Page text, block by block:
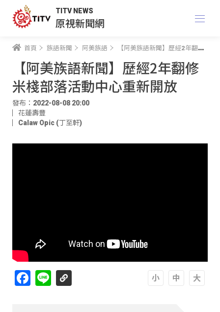
TITV NEWS
原視新聞網
首頁 族語新聞 阿美族語 【阿美族語新聞】歷經2年翻修 米棧部落活動中心重新開放
【阿美族語新聞】歷經2年翻修
米棧部落活動中心重新開放
發布：2022-08-08 20:00
花蓮壽豐
Calaw Opic (丁至軒)
Facebook
Line